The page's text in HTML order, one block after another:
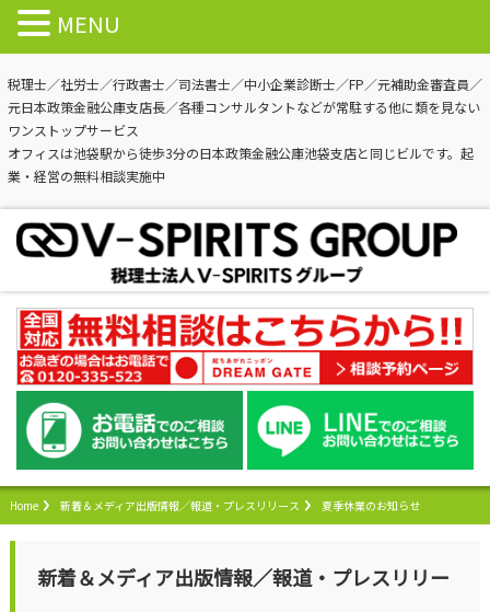
税理士／社労士／行政書士／司法書士／中小企業診断士／FP／元補助金審査員／
元日本政策金融公庫支店長／各種コンサルタントなどが常駐する他に類を見ない
ワンストップサービス
オフィスは池袋駅から徒歩3分の日本政策金融公庫池袋支店と同じビルです。起
業・経営の無料相談実施中
Home 新着＆メディア出版情報／報道・プレスリリース 夏季休業のお知らせ
新着＆メディア出版情報／報道・プレスリリー
MENU